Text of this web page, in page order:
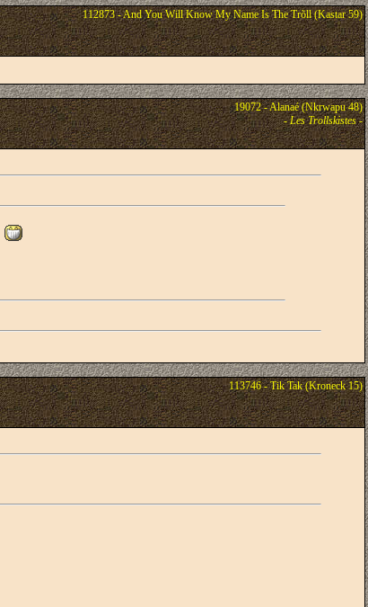
112873 - And You Will Know My Name Is The Trõll (Kastar 59)
19072 - Alanaé (Nkrwapu 48)
-Les Trollskistes-
113746 - Tik Tak (Kroneck 15)